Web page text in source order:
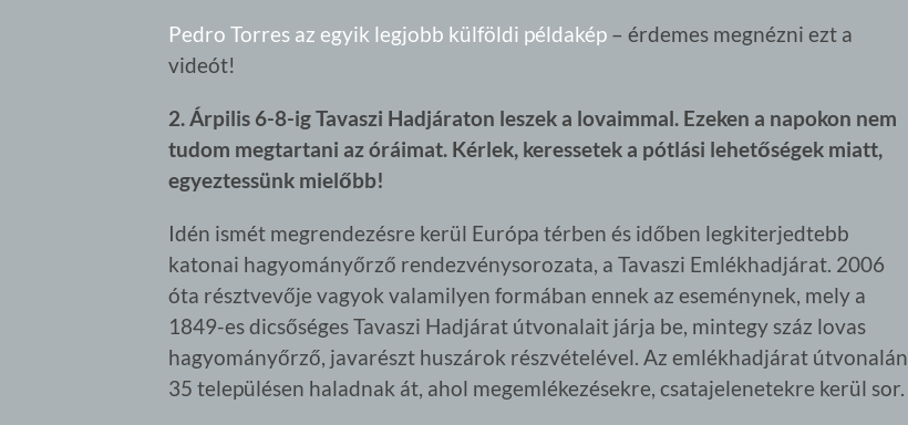
Pedro Torres az egyik legjobb külföldi példakép – érdemes megnézni ezt a
videót!
2. Árpilis 6-8-ig Tavaszi Hadjáraton leszek a lovaimmal. Ezeken a napokon nem
tudom megtartani az óráimat. Kérlek, keressetek a pótlási lehetőségek miatt,
egyeztessünk mielőbb!
Idén ismét megrendezésre kerül Európa térben és időben legkiterjedtebb
katonai hagyományőrző rendezvénysorozata, a Tavaszi Emlékhadjárat. 2006
óta résztvevője vagyok valamilyen formában ennek az eseménynek, mely a
1849-es dicsőséges Tavaszi Hadjárat útvonalait járja be, mintegy száz lovas
hagyományőrző, javarészt huszárok részvételével. Az emlékhadjárat útvonalán
35 településen haladnak át, ahol megemlékezésekre, csatajelenetekre kerül sor.